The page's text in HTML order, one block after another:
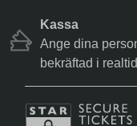
Kassa
Ange dina
bekräftad i